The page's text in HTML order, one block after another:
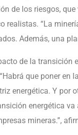
de los riesgos,
realistas. “La
Además, una
de la transición
que poner en
energética. Y por
energética
mineras.”,